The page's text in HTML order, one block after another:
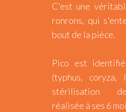
C'est une
ronrons, qui
bout de la pièce.
Pico est
(typhus, coryza,
stérilisation
réalisée à ses 6